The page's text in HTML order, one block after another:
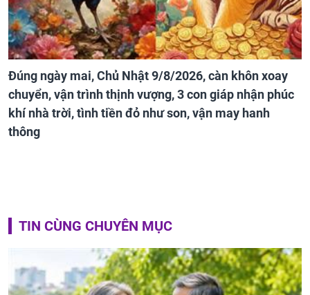
Đúng ngày mai, Chủ Nhật 9/8/2026, càn khôn xoay
chuyển, vận trình thịnh vượng, 3 con giáp nhận phúc
khí nhà trời, tình tiền đỏ như son, vận may hanh
thông
TIN CÙNG CHUYÊN MỤC